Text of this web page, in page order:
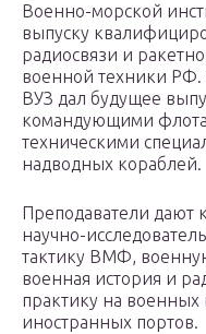
Военно-морской
выпуску
радиосвязи и
военной техники РФ.
ВУЗ дал будущее
командующими
техническими
надводных кораблей.
Преподаватели дают
научно-
тактику ВМФ,
военная история и
практику на
иностранных портов.